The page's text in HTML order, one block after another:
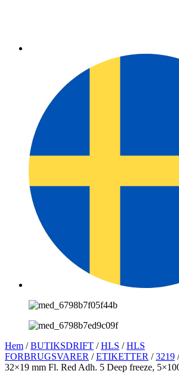
Hem /BUTIKSDRIFT /HLS /HLS
FORBRUGSVARER /ETIKETTER /3219
32×19 mm Fl. Red Adh. 5 Deep freeze,